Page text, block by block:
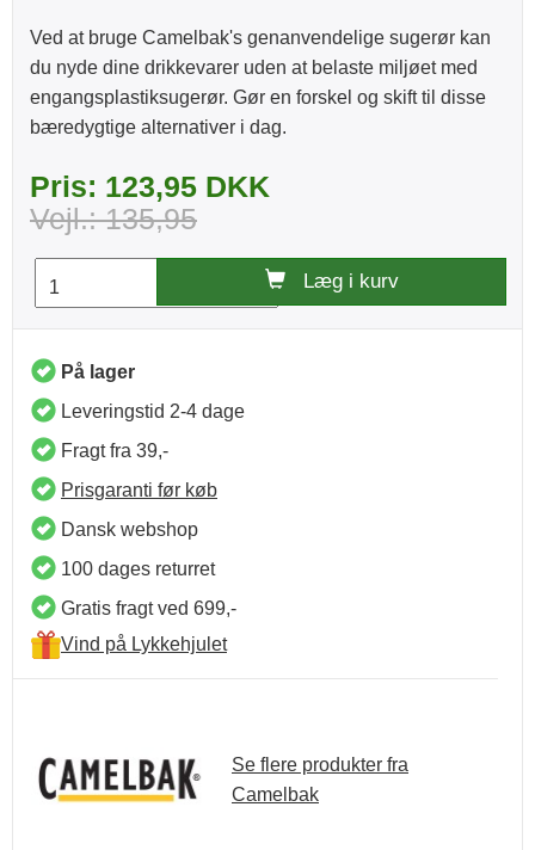
Ved at bruge Camelbak's genanvendelige sugerør kan
du nyde dine drikkevarer uden at belaste miljøet med
engangsplastiksugerør. Gør en forskel og skift til disse
bæredygtige alternativer i dag.
Pris: 123,95 DKK
Vejl.: 135,95
Læg i kurv
På lager
Leveringstid 2-4 dage
Fragt fra 39,-
Prisgaranti før køb
Dansk webshop
100 dages returret
Gratis fragt ved 699,-
Vind på Lykkehjulet
Se flere produkter fra
Camelbak